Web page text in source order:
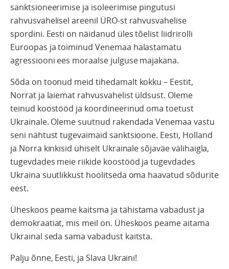
sanktsioneerimise ja isoleerimise pingutusi
rahvusvahelisel areenil ÜRO-st rahvusvahelise
spordini. Eesti on näidanud üles tõelist liidrirolli
Euroopas ja toiminud Venemaa halastamatu
agressiooni ees moraalse julguse majakana.
Sõda on toonud meid tihedamalt kokku – Eestit,
Norrat ja laiemat rahvusvahelist üldsust. Oleme
teinud koostööd ja koordineerinud oma toetust
Ukrainale. Oleme suutnud rakendada Venemaa vastu
seni nähtust tugevaimaid sanktsioone. Eesti, Holland
ja Norra kinkisid ühiselt Ukrainale sõjaväe välihaigla,
tugevdades meie riikide koostööd ja tugevdades
Ukraina suutlikkust hoolitseda oma haavatud sõdurite
eest.
Üheskoos peame kaitsma ja tähistama vabadust ja
demokraatiat, mis meil on. Üheskoos peame aitama
Ukrainal seda sama vabadust kaitsta.
Palju õnne, Eesti, ja Slava Ukraini!